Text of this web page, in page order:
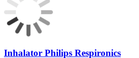
Inhalator Philips Respironics